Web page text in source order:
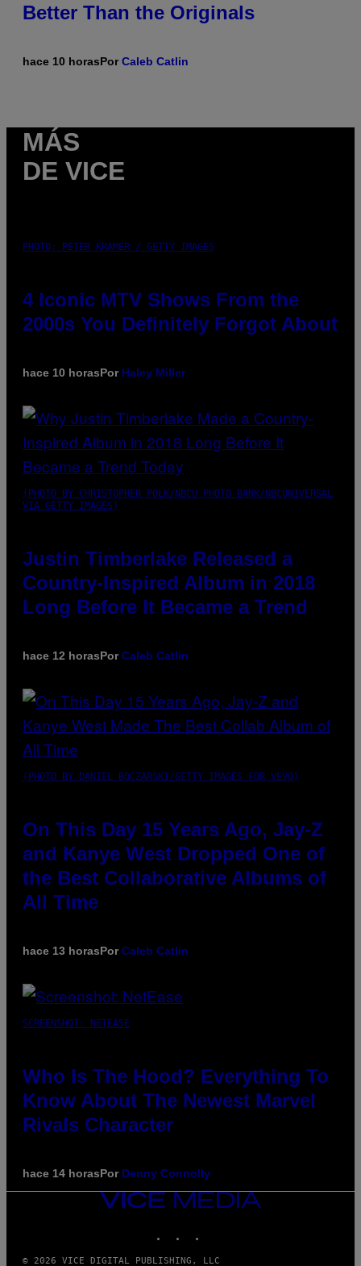
Better Than the Originals
hace 10 horasPorCaleb Catlin
MÁS
DE VICE
PHOTO: PETER KRAMER / GETTY IMAGES
4 Iconic MTV Shows From the
2000s You Definitely Forgot About
hace 10 horasPor Haley Miller
(PHOTO BY CHRISTOPHER POLK/NBCU PHOTO BANK/NBCUNIVERSAL
VIA GETTY IMAGES)
Justin Timberlake Released a
Country-Inspired Album in 2018
Long Before It Became a Trend
hace 12 horasPorCaleb Catlin
(PHOTO BY DANIEL BOCZARSKI/GETTY IMAGES FOR VEVO)
On This Day 15 Years Ago, Jay-Z
and Kanye West Dropped One of
the Best Collaborative Albums of
All Time
hace 13 horasPorCaleb Catlin
SCREENSHOT: NETEASE
Who Is The Hood? Everything To
Know About The Newest Marvel
Rivals Character
hace 14 horasPor Denny Connolly
VICE
MEDIA
© 2026 VICE DIGITAL PUBLISHING, LLC